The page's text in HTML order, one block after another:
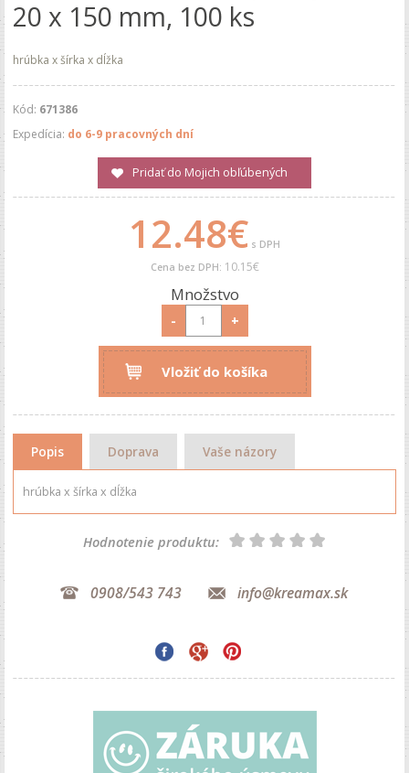
20 x 150 mm, 100 ks
hrúbka x šírka x dĺžka
Kód: 671386
Expedícia: do 6-9 pracovných dní
Pridať do Mojich obľúbených
12.48€ s DPH
Cena bez DPH: 10.15€
Množstvo
- +
Vložiť do košíka
Popis Doprava Vaše názory
hrúbka x šírka x dĺžka
Hodnotenie produktu:
0908/543 743 info@kreamax.sk